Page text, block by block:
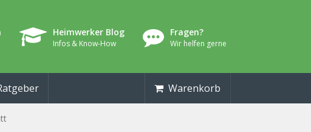
Heimwerker Blog
Infos & Know-How
Fragen?
Wir helfen gerne
Warenkorb